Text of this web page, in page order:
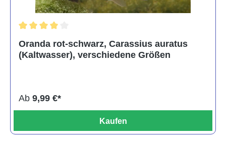
Oranda rot-schwarz, Carassius auratus
(Kaltwasser), verschiedene Größen
Ab 9,99 €*
Kaufen